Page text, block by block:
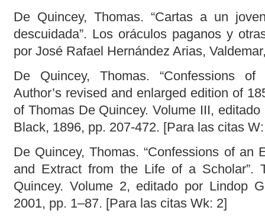
De Quincey, Thomas. “Cartas a un
descuidada”. Los oráculos paganos y
por José Rafael Hernández Arias,
De Quincey, Thomas. “Confessions
Author’s revised and enlarged edition of
of Thomas De Quincey. Volume III,
Black, 1896, pp. 207-472. [Para las citas
De Quincey, Thomas. “Confessions of an
and Extract from the Life of a Scholar”.
Quincey. Volume 2, editado por Lindop
2001, pp. 1–87. [Para las citas Wk: 2]